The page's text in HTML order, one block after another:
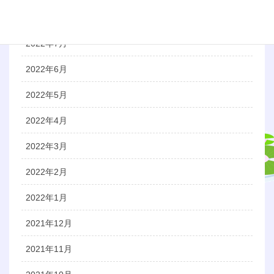
2022年7月
2022年6月
2022年5月
2022年4月
2022年3月
2022年2月
2022年1月
2021年12月
2021年11月